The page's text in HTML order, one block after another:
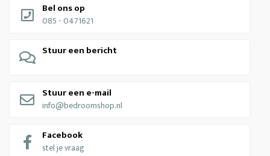
Bel ons op
085 - 0471621
Stuur een bericht
Stuur een e-mail
info@bedroomshop.nl
Facebook
stel je vraag